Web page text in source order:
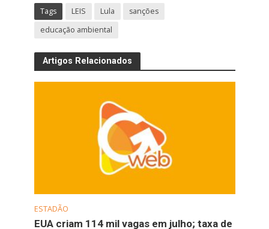
Tags LEIS Lula
sanções
educação ambiental
Artigos Relacionados
ESTADÃO
EUA criam 114 mil vagas em julho; taxa de